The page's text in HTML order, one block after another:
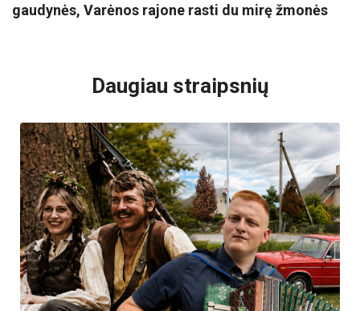
gaudynės, Varėnos rajone rasti du mirę žmonės
Daugiau straipsnių